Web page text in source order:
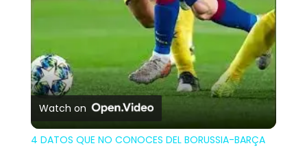
Watch on
4 DATOS QUE NO CONOCES DEL BORUSSIA-BARÇA